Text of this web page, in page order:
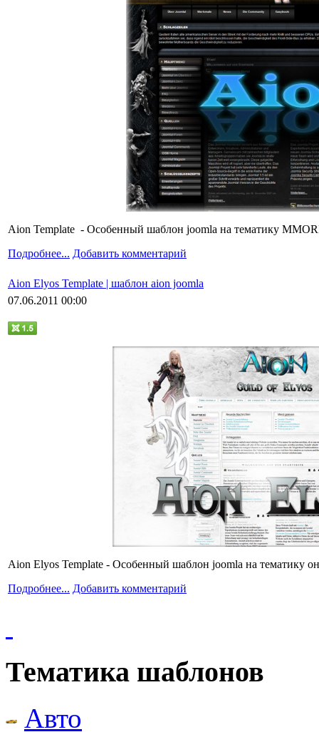
Aion Template - Особенный шаблон joomla на тематику
Подробнее... Добавить комментарий
Aion Elyos Template | шаблон aion joomla
07.06.2011 00:00
Aion Elyos Template - Особенный шаблон joomla на тематику
Подробнее... Добавить комментарий
Тематика шаблонов
Авто